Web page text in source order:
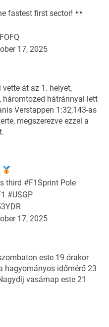
fastest first sector!
17, 2025
át az 1. helyet,
háromtozed hátránnyal lett
Verstappen 1:32,143-as
megszerezve ezzel a
third #F1Sprint Pole
#USGP
17, 2025
este 19 órakor
időmérő 23
vasárnap este 21